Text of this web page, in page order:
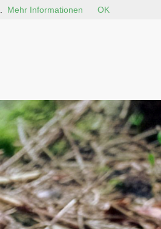
Mehr Informationen OK